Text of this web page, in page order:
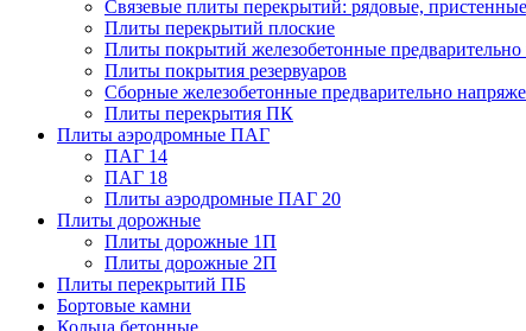
Связевые плиты перекрытий: рядовые,
Плиты перекрытий плоские
Плиты покрытий железобетонные
Плиты покрытия резервуаров
Сборные железобетонные предварительно
Плиты перекрытия ПК
Плиты аэродромные ПАГ
ПАГ 14
ПАГ 18
Плиты аэродромные ПАГ 20
Плиты дорожные
Плиты дорожные 1П
Плиты дорожные 2П
Плиты перекрытий ПБ
Бортовые камни
Кольца бетонные